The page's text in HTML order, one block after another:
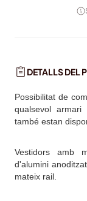
DETALLS DEL
Possibilitat de
qualsevol
també estan
Vestidors amb
d'alumini
mateix rail.